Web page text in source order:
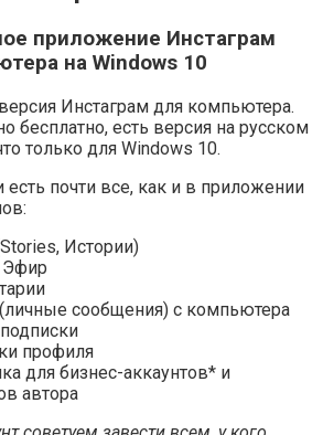
приложение Инстаграм
на Windows 10
Инстаграм для компьютера.
бесплатно, есть версия на русском
только для Windows 10.
есть почти все, как и в приложении
Истории)
сообщения) с компьютера
профиля
для бизнес-аккаунтов* и
автора